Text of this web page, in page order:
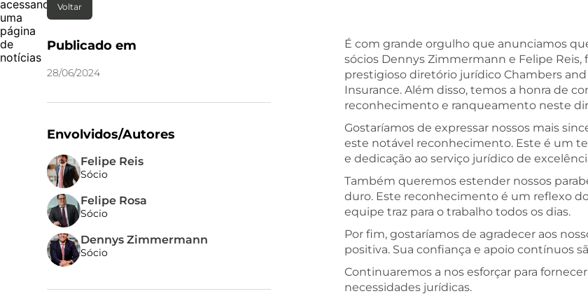
Voltar
Publicado em
28/06/2024
Envolvidos/Autores
Felipe Reis
Sócio
Felipe Rosa
Sócio
Dennys Zimmermann
Sócio
É com grande orgulho que anunciamos
sócios Dennys Zimmermann e Felipe
prestigioso diretório jurídico Chambers
Insurance. Além disso, temos a honra de
reconhecimento e ranqueamento neste
Gostaríamos de expressar nossos mais
este notável reconhecimento. Este é um
e dedicação ao serviço jurídico de
Também queremos estender nossos
duro. Este reconhecimento é um reflexo
equipe traz para o trabalho todos os dias.
Por fim, gostaríamos de agradecer aos
positiva. Sua confiança e apoio contínuos
Continuaremos a nos esforçar para
necessidades jurídicas.